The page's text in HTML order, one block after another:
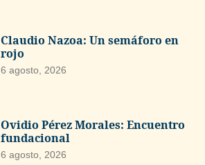
Claudio Nazoa: Un semáforo en
rojo
6 agosto, 2026
Ovidio Pérez Morales: Encuentro
fundacional
6 agosto, 2026